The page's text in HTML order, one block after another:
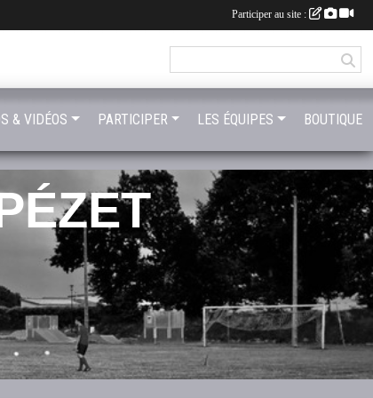
& VIDÉOS PARTICIPER LES ÉQUIPES BOUTIQUE
Participer au site :